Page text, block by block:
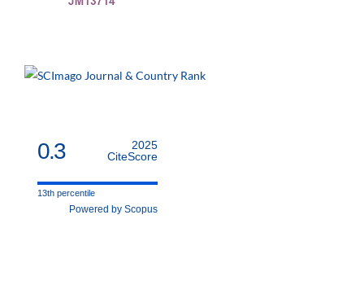
0.3
2025
CiteScore
13th percentile
Powered by Scopus